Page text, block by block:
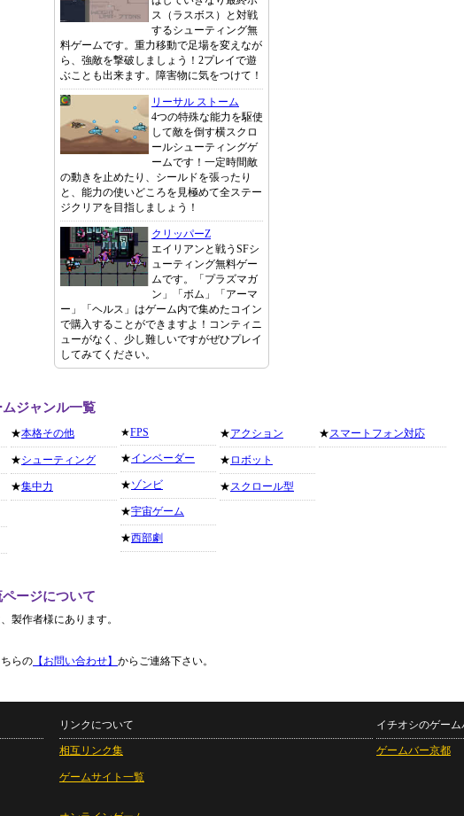
ス（ラスボス）と対戦
するシューティング無
料ゲームです。重力移動で足場を変えなが
ら、強敵を撃破しましょう！2プレイで遊
ぶことも出来ます。障害物に気をつけて！
リーサル ストーム
4つの特殊な能力を駆使
して敵を倒す横スクロ
ールシューティングゲ
ームです！一定時間敵
の動きを止めたり、シールドを張ったり
と、能力の使いどころを見極めて全ステー
ジクリアを目指しましょう！
クリッパーZ
エイリアンと戦うSFシ
ューティング無料ゲー
ムです。「プラズマガ
ン」「ボム」「アーマ
ー」「ヘルス」はゲーム内で集めたコイン
で購入することができますよ！コンティニ
ューがなく、少し難しいですがぜひプレイ
してみてください。
ジャンル一覧
★本格その他
★シューティング
★集中力
★FPS
★インベーダー
★ゾンビ
★宇宙ゲーム
★西部劇
★アクション
★ ロボット
★スクロール型
★スマートフォン対応
ージについて
製作者様にあります。
らの 【お問い合わせ】 からご連絡下さい。
リンクについて
相互リンク集
ゲームサイト一覧
イチオシのゲーム
ゲームバー京都